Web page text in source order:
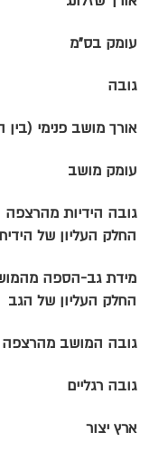
עומק בס"מ
גובה
אורך מושב פנימי (בין
עומק מושב
גובה הידיות מהרצפה
החלק העליון של
מידת גב-הספה
החלק העליון של הגב
גובה המושב מהרצפה
גובה רגליים
ארץ יצור